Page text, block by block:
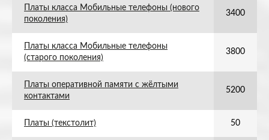
Платы класса Мобильные телефоны (нового
поколения)
3400
Платы класса Мобильные телефоны
(старого поколения)
3800
Платы оперативной памяти с жёлтыми
контактами
5200
Платы (текстолит) 50